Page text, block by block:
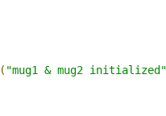
( "mug1 & mug2 initialized"